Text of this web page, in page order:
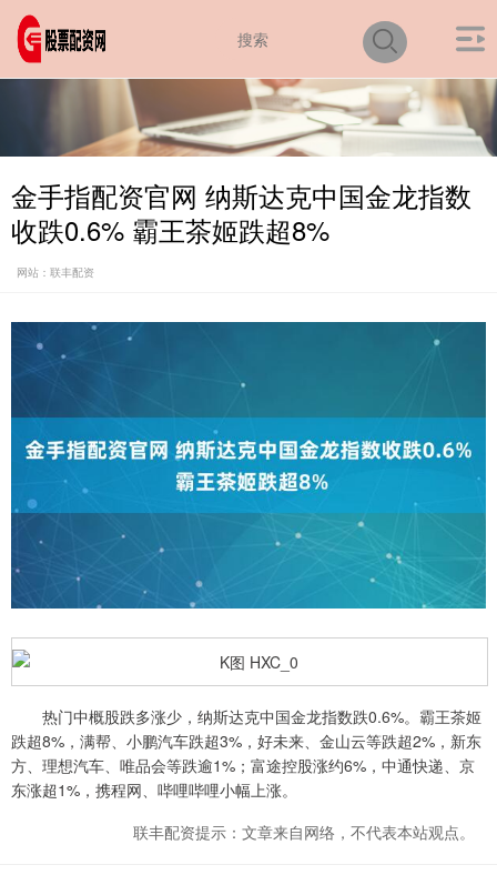
金手指配资官网 纳斯达克中国金龙指数
收跌0.6% 霸王茶姬跌超8%
网站：联丰配资
热门中概股跌多涨少，纳斯达克中国金龙指数跌0.6%。霸王茶姬
跌超8%，满帮、小鹏汽车跌超3%，好未来、金山云等跌超2%，新东
方、理想汽车、唯品会等跌逾1%；富途控股涨约6%，中通快递、京
东涨超1%，携程网、哔哩哔哩小幅上涨。
联丰配资提示：文章来自网络，不代表本站观点。